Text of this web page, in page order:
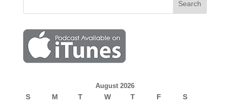
August 2026
S M T W T F
S